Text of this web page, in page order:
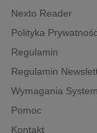
Nexto Reader
Polityka
Regulamin
Regulamin
Wymagania
Pomoc
Kontakt